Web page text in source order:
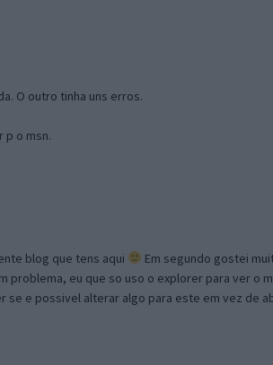
O outro tinha uns erros.
p o msn.
blog que tens aqui
Em segundo gostei
problema, eu que so uso o explorer para ver o
se e possivel alterar algo para este em vez de